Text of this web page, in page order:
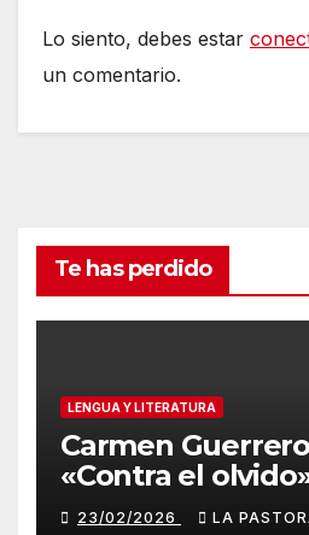
Lo siento, debes estar
un comentario.
Te has perdido
LENGUA Y LITERATURA
Carmen
«Contra el
23/02/2026 LA